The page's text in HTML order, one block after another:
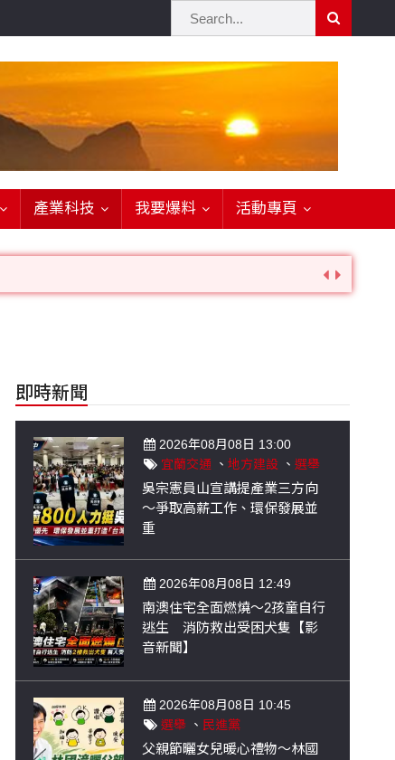
產業科技 我要爆料 活動專頁
即時新聞
2026年08月08日 13:00
宜蘭交通 、地方建設 、選舉
吳宗憲員山宣講提產業三方向
～爭取高薪工作、環保發展並
重
2026年08月08日 12:49
南澳住宅全面燃燒～2孩童自行
逃生 消防救出受困犬隻【影
音新聞】
2026年08月08日 10:45
選舉 、 民進黨
父親節曬女兒暖心禮物～林國